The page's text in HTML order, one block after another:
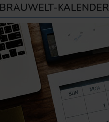
BRAUWELT-KALENDER